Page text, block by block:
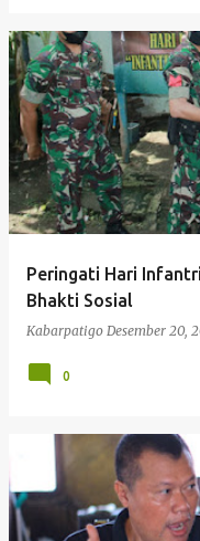
Peringati Hari
Bhakti Sosial
Kabarpatigo Desember 20,
0